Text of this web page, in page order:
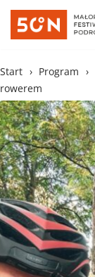
Skocz
treści
Start › Program ›
rowerem